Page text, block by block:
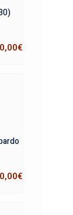
€
€